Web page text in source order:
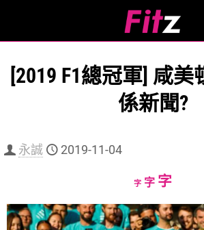
[2019 F1總冠軍] 咸
係新聞?
永誠 2019-11-04
字Decrease
size.
字Reset
size.
字
size.